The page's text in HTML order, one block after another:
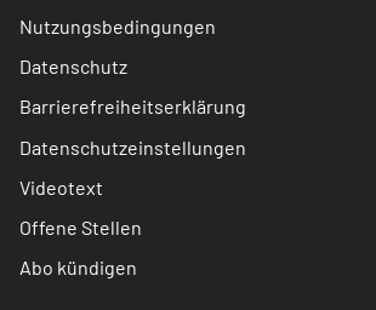
Nutzungsbedingungen
Datenschutz
Barrierefreiheitserklärung
Datenschutzeinstellungen
Videotext
Offene Stellen
Abo kündigen